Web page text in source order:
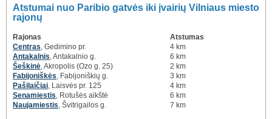
Atstumai nuo Paribio gatvės iki įvairių Vilniaus miesto
rajonų
Rajonas
Atstumas
Centras , Gedimino pr.
4 km
Antakalnis , Antakalnio g.
6 km
Šeškinė , Akropolis (Ozo g. 25)
2 km
Fabijoniškės , Fabijoniškių g.
3 km
Pašilaičiai , Laisvės pr. 125
4 km
Senamiestis , Rotušės aikštė
6 km
Naujamiestis , Švitrigailos g. 7 km